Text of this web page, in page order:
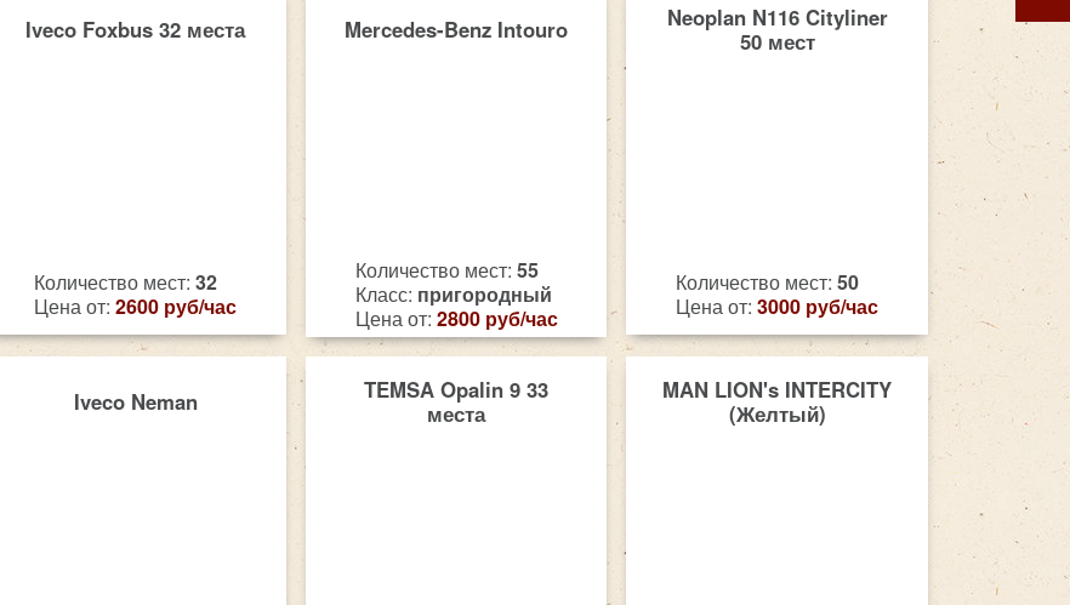
Iveco Foxbus 32 места
Количество мест:32
Цена от:2600 руб/час
Mercedes-Benz Intouro
Количество мест: 55
Класс: пригородный
Цена от: 2800 руб/час
Neoplan N116 Cityliner
50 мест
Количество мест:50
Цена от:3000 руб/час
Iveco Neman
TEMSA Opalin 9 33
места
MAN LION's INTERCITY
(Желтый)